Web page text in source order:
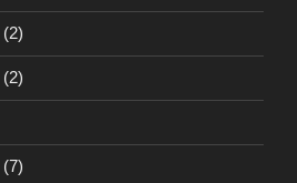
(2)
(2)
(7)